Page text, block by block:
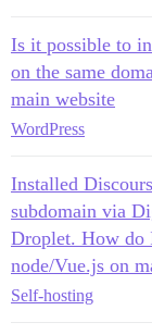
Is it possible to
on the same
main website
WordPress
Installed
subdomain via
Droplet. How do
node/Vue.js on
Self-hosting